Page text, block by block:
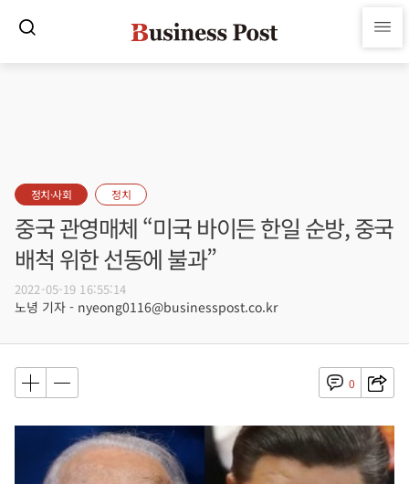
정치·사회 정치
중국 관영매체 “미국 바이든 한일 순방, 중국
배척 위한 선동에 불과”
2022-05-19 16:55:14
노녕 기자 - nyeong0116@businesspost.co.kr
0